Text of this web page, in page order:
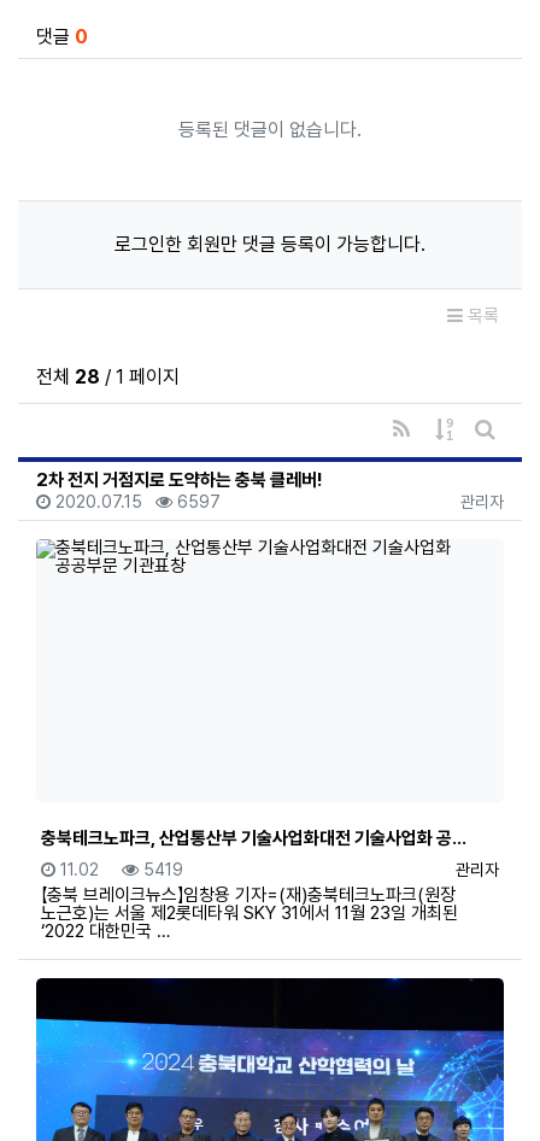
댓글 0
등록된 댓글이 없습니다.
로그인한 회원만 댓글 등록이 가능합니다.
목록
전체 28 / 1 페이지
RSS
게시물 정렬
게시판
2차 전지 거점지로 도약하는 충북 클레버!
등록자
관리자
등록일
2020.07.15 조회
6597
충북테크노파크, 산업통산부 기술사업화대전 기술사업화 공…
등록자
관리자
등록일
11.02 조회
5419
【충북 브레이크뉴스】임창용 기자=(재)충북테크노파크(원장
노근호)는 서울 제2롯데타워 SKY 31에서 11월 23일 개최된
‘2022 대한민국 …